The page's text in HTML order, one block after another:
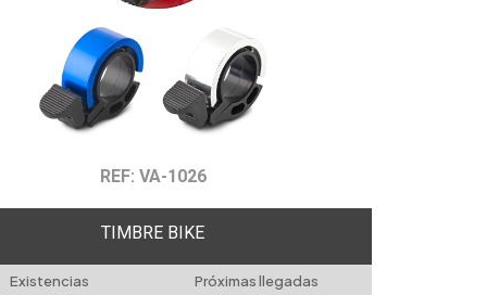
REF: VA-1026
TIMBRE BIKE
Existencias Próximas llegadas